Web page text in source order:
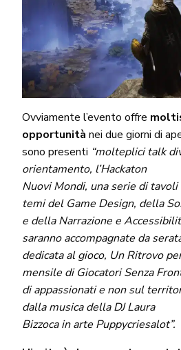
Ovviamente l’evento offre
opportunità nei due giorni di
sono presenti “molteplici talk
orientamento, l’Hackaton
Nuovi Mondi, una serie di
temi del Game Design, della
e della Narrazione e
saranno accompagnate da
dedicata al gioco, Un Ritrovo
mensile di Giocatori Senza
di appassionati e non sul
dalla musica della DJ Laura
Bizzoca in arte Puppycriesalot”.